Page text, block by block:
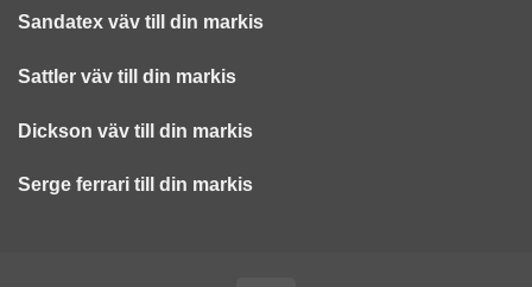
Sandatex väv till din markis
Sattler väv till din markis
Dickson väv till din markis
Serge ferrari till din markis